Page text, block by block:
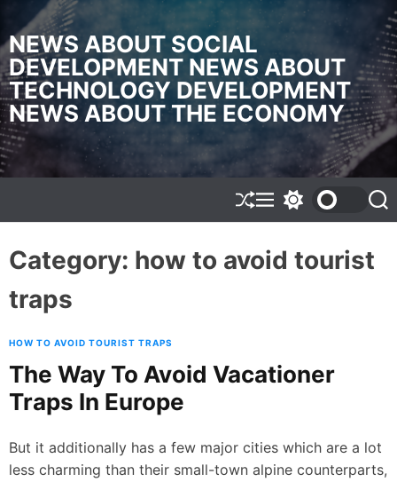
i
p
t
o
c
o
n
n
NEWS ABOUT SOCIAL
DEVELOPMENT NEWS ABOUT
TECHNOLOGY DEVELOPMENT
NEWS ABOUT THE ECONOMY
S
h
f
f
M
e
u
w
t
c
m
o
S
e
r
c
Category: how to avoid tourist
traps
HOW TO AVOID TOURIST TRAPS
The Way To Avoid Vacationer
Traps In Europe
But it additionally has a few major cities which are a lot
less charming than their small-town alpine counterparts,